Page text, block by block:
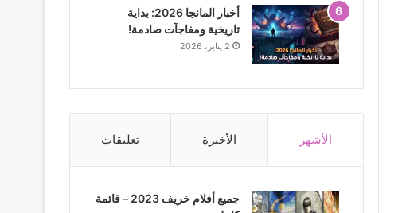
أخبار المانجا 2026: بداية
تاريخية ومفاجآت صادمة!
2 يناير، 2026
الأشهر الأخيرة تعليقات
جميع أفلام خريف 2023 – قائمة